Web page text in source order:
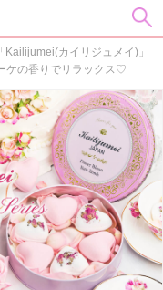
Kailijumei(カイリジュメイ)」
ケの香りでリラックス♡